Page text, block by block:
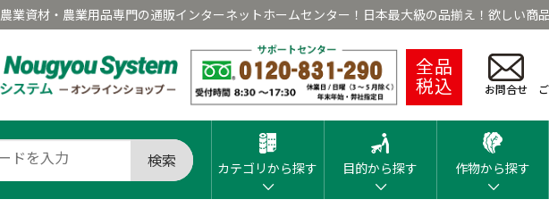
農業資材・農業用品専門の通販インターネットホームセンター！日本最大級の品揃え！欲しい商品
全品
税込 お問合せ
検索 カテゴリから探す 目的から探す 作物から探す